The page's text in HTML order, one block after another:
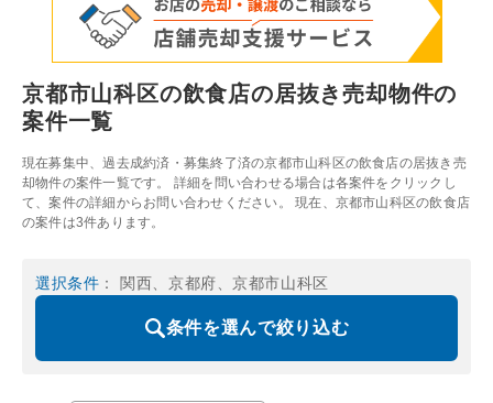
京都市山科区の飲食店の居抜き売却物件の
案件一覧
現在募集中、過去成約済・募集終了済の京都市山科区の飲食店の居抜き売
却物件の案件一覧です。 詳細を問い合わせる場合は各案件をクリックし
て、案件の詳細からお問い合わせください。 現在、京都市山科区の飲食店
の案件は3件あります。
選択条件 ： 関西、京都府、京都市山科区
条件を選んで絞り込む